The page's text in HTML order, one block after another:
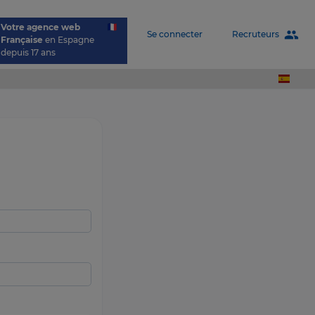
Votre agence web
Française en Espagne
depuis 17 ans
Se connecter Recruteurs people